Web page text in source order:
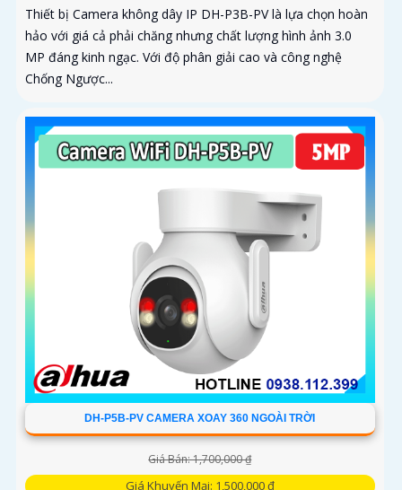
Thiết bị Camera không dây IP DH-P3B-PV là lựa chọn hoàn
hảo với giá cả phải chăng nhưng chất lượng hình ảnh 3.0
MP đáng kinh ngạc. Với độ phân giải cao và công nghệ
Chống Ngược...
DH-P5B-PV CAMERA XOAY 360 NGOÀI TRỜI
Giá Bán: 1,700,000 ₫
Giá Khuyến Mại: 1,500,000 ₫